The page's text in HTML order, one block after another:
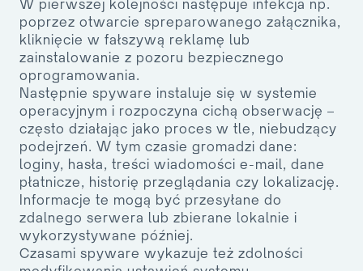
W pierwszej kolejności następuje infekcja np.
poprzez otwarcie spreparowanego załącznika,
kliknięcie w fałszywą reklamę lub
zainstalowanie z pozoru bezpiecznego
oprogramowania.
Następnie spyware instaluje się w systemie
operacyjnym i rozpoczyna cichą obserwację –
często działając jako proces w tle, niebudzący
podejrzeń. W tym czasie gromadzi dane:
loginy, hasła, treści wiadomości e-mail, dane
płatnicze, historię przeglądania czy lokalizację.
Informacje te mogą być przesyłane do
zdalnego serwera lub zbierane lokalnie i
wykorzystywane później.
Czasami spyware wykazuje też zdolności